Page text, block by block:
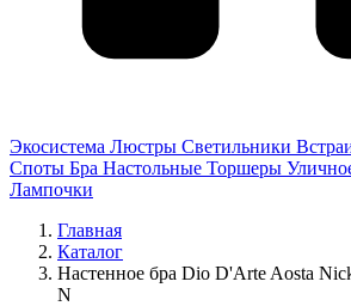
Экосистема Люстры Светильники
Споты Бра Настольные Торшеры
Лампочки
Главная
Каталог
Настенное бра Dio D'Arte Aosta
N